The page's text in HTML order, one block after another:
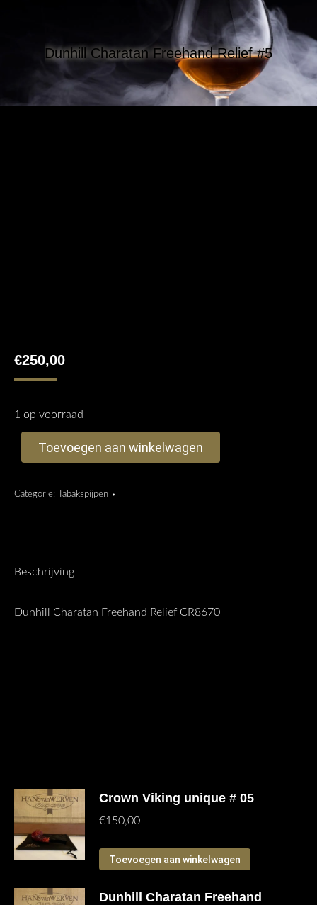
Dunhill Charatan Freehand Relief #5
€250,00
1 op voorraad
Toevoegen aan winkelwagen
Categorie: Tabakspijpen
Beschrijving
Dunhill Charatan Freehand Relief CR8670
Crown Viking unique # 05
€150,00
Toevoegen aan winkelwagen
Dunhill Charatan Freehand